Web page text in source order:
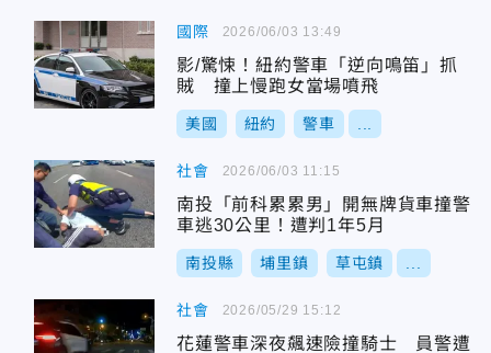
國際
影/驚悚！紐約警車「逆向鳴笛」抓
賊 撞上慢跑女當場噴飛
美國 紐約 警車
2026/06/03 13:49
社會
南投「前科累累男」開無牌貨車撞警
車逃30公里！遭判1年5月
南投縣 埔里鎮 草屯鎮
2026/06/03 11:15
社會
花蓮警車深夜飆速險撞騎士 員警遭
2026/05/29 15:12